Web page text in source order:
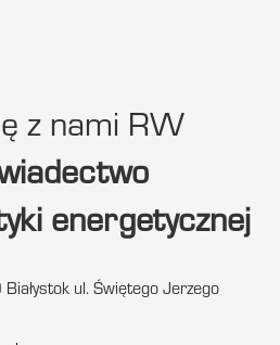
z nami RW
energetycznej
ul. Świętego Jerzego